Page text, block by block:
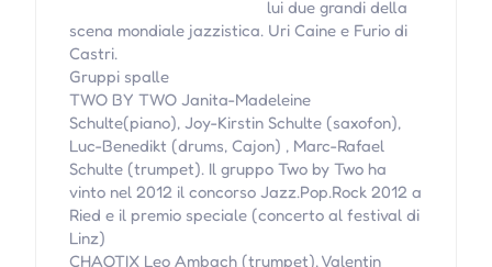
lui due grandi della
scena mondiale jazzistica. Uri Caine e Furio di
Castri.
Gruppi spalle
TWO BY TWO Janita-Madeleine
Schulte(piano), Joy-Kirstin Schulte (saxofon),
Luc-Benedikt (drums, Cajon) , Marc-Rafael
Schulte (trumpet). Il gruppo Two by Two ha
vinto nel 2012 il concorso Jazz.Pop.Rock 2012 a
Ried e il premio speciale (concerto al festival di
Linz)
CHAOTIX Leo Ambach (trumpet), Valentin